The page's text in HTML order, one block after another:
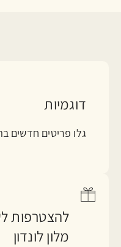
דוגמיות
גלו פריטים חדשים
להצטרפות
מלון לונדון